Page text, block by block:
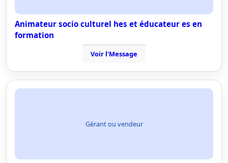
Animateur socio culturel hes et éducateur es en
formation
Voir l'Message
Gérant ou vendeur